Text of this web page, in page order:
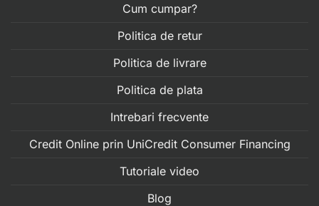
Cum cumpar?
Politica de retur
Politica de livrare
Politica de plata
Intrebari frecvente
Credit Online prin UniCredit Consumer Financing
Tutoriale video
Blog